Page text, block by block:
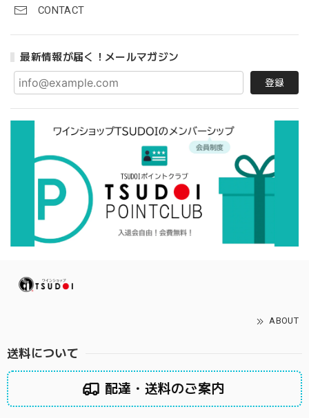
CONTACT
最新情報が届く！メールマガジン
登録
ABOUT
送料について
配達・送料のご案内